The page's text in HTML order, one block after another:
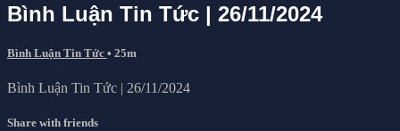
Bình Luận Tin Tức | 26/11/2024
Bình Luận Tin Tức • 25m
Bình Luận Tin Tức | 26/11/2024
Share with friends